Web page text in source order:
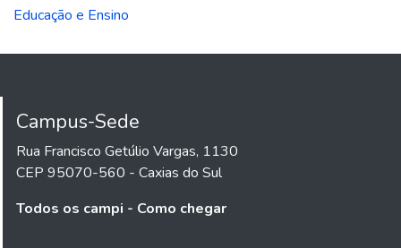
Educação e Ensino
Campus-Sede
Rua Francisco Getúlio Vargas, 1130
CEP 95070-560 - Caxias do Sul
Todos os campi - Como chegar